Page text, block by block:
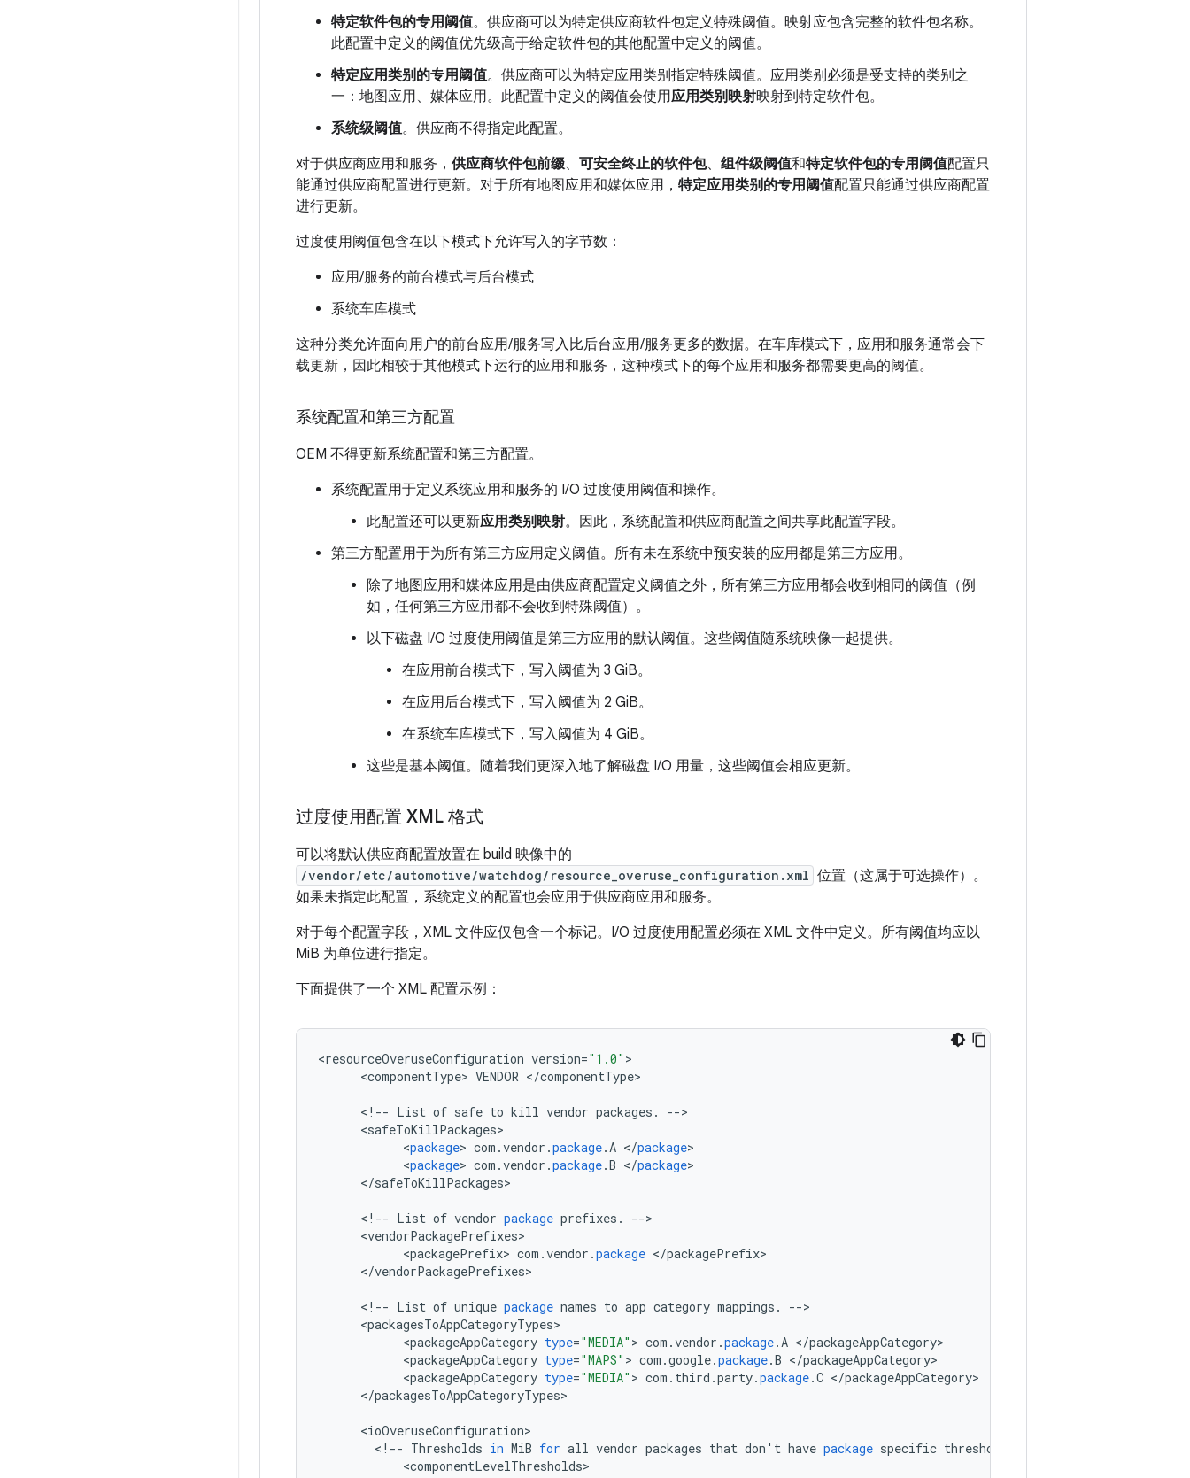
特定软件包的专用阈值。供应商可以为特定供应商软件包定义特殊阈值。映射应包含完整的软件包名称。
此配置中定义的阈值优先级高于给定软件包的其他配置中定义的阈值。
特定应用类别的专用阈值。供应商可以为特定应用类别指定特殊阈值。应用类别必须是受支持的类别之
一：地图应用、媒体应用。此配置中定义的阈值会使用应用类别映射映射到特定软件包。
系统级阈值。供应商不得指定此配置。
对于供应商应用和服务， 供应商软件包前缀、 可安全终止的软件包、 组件级阈值和特定软件包的专用阈值配置只
能通过供应商配置进行更新。对于所有地图应用和媒体应用， 特定应用类别的专用阈值配置只能通过供应商配置
进行更新。
过度使用阈值包含在以下模式下允许写入的字节数：
应用/服务的前台模式与后台模式
系统车库模式
这种分类允许面向用户的前台应用/服务写入比后台应用/服务更多的数据。在车库模式下，应用和服务通常会下
载更新，因此相较于其他模式下运行的应用和服务，这种模式下的每个应用和服务都需要更高的阈值。
系统配置和第三方配置
OEM 不得更新系统配置和第三方配置。
系统配置用于定义系统应用和服务的 I/O 过度使用阈值和操作。
此配置还可以更新应用类别映射。因此，系统配置和供应商配置之间共享此配置字段。
第三方配置用于为所有第三方应用定义阈值。所有未在系统中预安装的应用都是第三方应用。
除了地图应用和媒体应用是由供应商配置定义阈值之外，所有第三方应用都会收到相同的阈值（例
如，任何第三方应用都不会收到特殊阈值）。
以下磁盘 I/O 过度使用阈值是第三方应用的默认阈值。这些阈值随系统映像一起提供。
在应用前台模式下，写入阈值为 3 GiB。
在应用后台模式下，写入阈值为 2 GiB。
在系统车库模式下，写入阈值为 4 GiB。
这些是基本阈值。随着我们更深入地了解磁盘 I/O 用量，这些阈值会相应更新。
过度使用配置 XML 格式
可以将默认供应商配置放置在 build 映像中的
/vendor/etc/automotive/watchdog/resource_overuse_configuration.xml 位置（这属于可选操作）。
如果未指定此配置，系统定义的配置也会应用于供应商应用和服务。
对于每个配置字段，XML 文件应仅包含一个标记。I/O 过度使用配置必须在 XML 文件中定义。所有阈值均应以
MiB 为单位进行指定。
下面提供了一个 XML 配置示例：
<resourceOveruseConfiguration version="1.0"
<componentType> VENDOR </componentType>
< ! -- List of safe to kill vendor packages . --
<safeToKillPackages
<package> com .vendor .package.A </package
<package> com .vendor .package.B </package
</safeToKillPackages>
< ! -- List of vendor package prefixes . --
<vendorPackagePrefixes
<packagePrefix> com .vendor .package </packagePrefix
</vendorPackagePrefixes>
< ! -- List of unique package names to app category mappings . --
<packagesToAppCategoryTypes
<packageAppCategory type="MEDIA" > com .vendor .package.A </packageAppCategory
<packageAppCategory type="MAPS" > com .google.package.B </packageAppCategory
<packageAppCategory type="MEDIA" > com . third .party.package.C </packageAppCategory
</packagesToAppCategoryTypes>
<ioOveruseConfiguration
< ! -- Thresholds in MiB for all vendor packages that don ' t have package specific thresholds
<componentLevelThresholds